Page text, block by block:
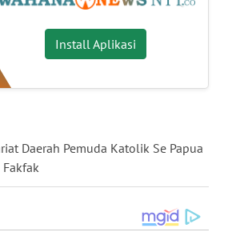
Install Aplikasi
Daerah Pemuda Katolik Se Papua